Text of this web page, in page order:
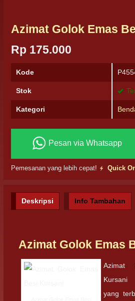
Azimat Golok Emas
Rp 175.000
Kode
Stok
Kategori
Pesan via Whatsapp
Pemesanan yang lebih cepat! Quick
Deskripsi Info Tambahan
Azimat Golok Emas
Azimat
Kursani
yang